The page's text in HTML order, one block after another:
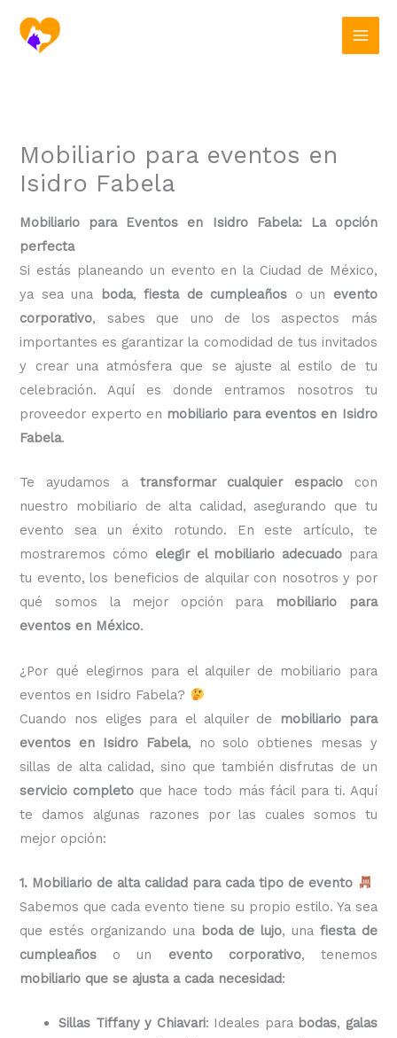
contenido
Mobiliario para eventos en
Isidro Fabela
Mobiliario para Eventos en Isidro Fabela: La opción
perfecta
Si estás planeando un evento en la Ciudad de México,
ya sea una
boda,fiesta de cumpleaños o un evento
corporativo, sabes que uno de los aspectos más
importantes es garantizar la comodidad de tus invitados
y crear una atmósfera que se ajuste al estilo de tu
celebración. Aquí es donde entramos nosotros tu
proveedor experto en mobiliario para eventos en Isidro
Fabela.
Te ayudamos a transformar cualquier espaciocon
nuestro mobiliario de alta calidad, asegurando que tu
evento sea un éxito rotundo. En este artículo, te
mostraremos cómo elegir el mobiliario adecuadopara
tu evento, los beneficios de alquilar con nosotros y por
qué somos la mejor opción para
mobiliario para
eventos en México.
¿Por qué elegirnos para el alquiler de mobiliario para
eventos en Isidro Fabela?
Cuando nos eliges para el alquiler de
mobiliario para
eventos en Isidro Fabela, no solo obtienes mesas y
sillas de alta calidad, sino que también disfrutas de un
servicio completo que hace todo más fácil para ti. Aquí
te damos algunas razones por las cuales somos tu
mejor opción:
1. Mobiliario de alta calidad para cada tipo de evento
Sabemos que cada evento tiene su propio estilo. Ya sea
que estés organizando una boda de lujo, una fiesta de
cumpleaños o un evento corporativo, tenemos
mobiliario que se ajusta a cada necesidad:
Sillas Tiffany y Chiavari: Ideales para bodas, galas